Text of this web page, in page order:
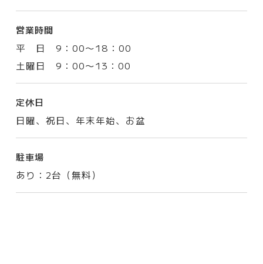
営業時間
平 日 9：00〜18：00
土曜日 9：00〜13：00
定休日
日曜、祝日、年末年始、お盆
駐車場
あり：2台（無料）